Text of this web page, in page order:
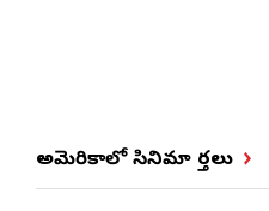
అమెరికాలో సినిమా వార్తలు